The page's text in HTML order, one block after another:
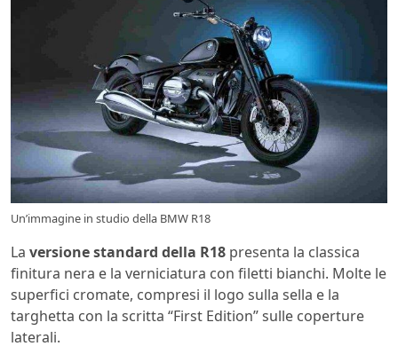
Un’immagine in studio della BMW R18
La versione standard della R18 presenta la classica
finitura nera e la verniciatura con filetti bianchi. Molte le
superfici cromate, compresi il logo sulla sella e la
targhetta con la scritta “First Edition” sulle coperture
laterali.